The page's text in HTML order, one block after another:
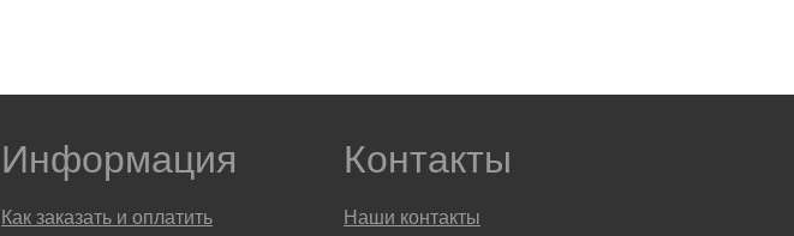
Информация
Как заказать и оплатить
Контакты
Наши контакты